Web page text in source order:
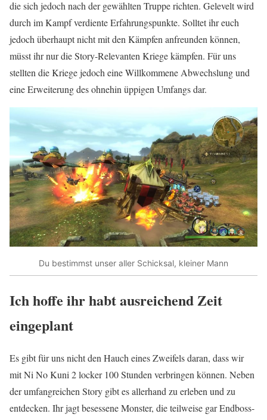
die sich jedoch nach der gewählten Truppe richten. Gelevelt wird
durch im Kampf verdiente Erfahrungspunkte. Solltet ihr euch
jedoch überhaupt nicht mit den Kämpfen anfreunden können,
müsst ihr nur die Story-Relevanten Kriege kämpfen. Für uns
stellten die Kriege jedoch eine Willkommene Abwechslung und
eine Erweiterung des ohnehin üppigen Umfangs dar.
Du bestimmst unser aller Schicksal, kleiner Mann
Ich hoffe ihr habt ausreichend Zeit
eingeplant
Es gibt für uns nicht den Hauch eines Zweifels daran, dass wir
mit Ni No Kuni 2 locker 100 Stunden verbringen können. Neben
der umfangreichen Story gibt es allerhand zu erleben und zu
entdecken. Ihr jagt besessene Monster, die teilweise gar Endboss-